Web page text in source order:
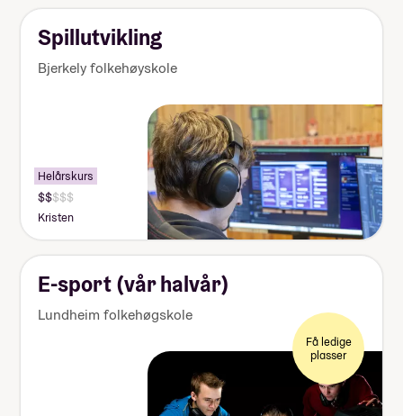
Spillutvikling
Bjerkely folkehøyskole
Helårskurs
Kristen
E-sport (vår halvår)
Lundheim folkehøgskole
Få ledige
plasser